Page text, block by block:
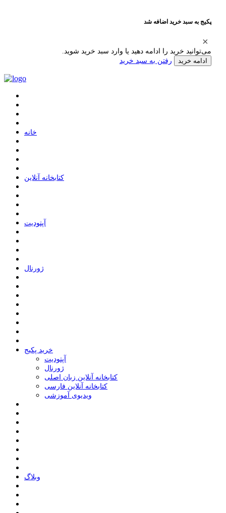
پکیج به سبد خرید اضافه شد
می‌توانید خرید را ادامه دهید یا وارد سبد خرید شوید.
ادامه خرید رفتن به سبد خرید
ﺧﺎﻧﻪ
ﮐﺘﺎﺑﺨﺎﻧﻪ ﺁﻧﻼﯾﻦ
ﺁﭘﺘﻮﺩﯾﺖ
ﮊﻭﺭﻧﺎﻝ
خرید پکیج
ﺁﭘﺘﻮﺩﯾﺖ
ﮊﻭﺭﻧﺎﻝ
کتابخانه آنلاین زبان اصلی
کتابخانه آنلاین فارسی
ویدیوی آموزشی
وبلاگ